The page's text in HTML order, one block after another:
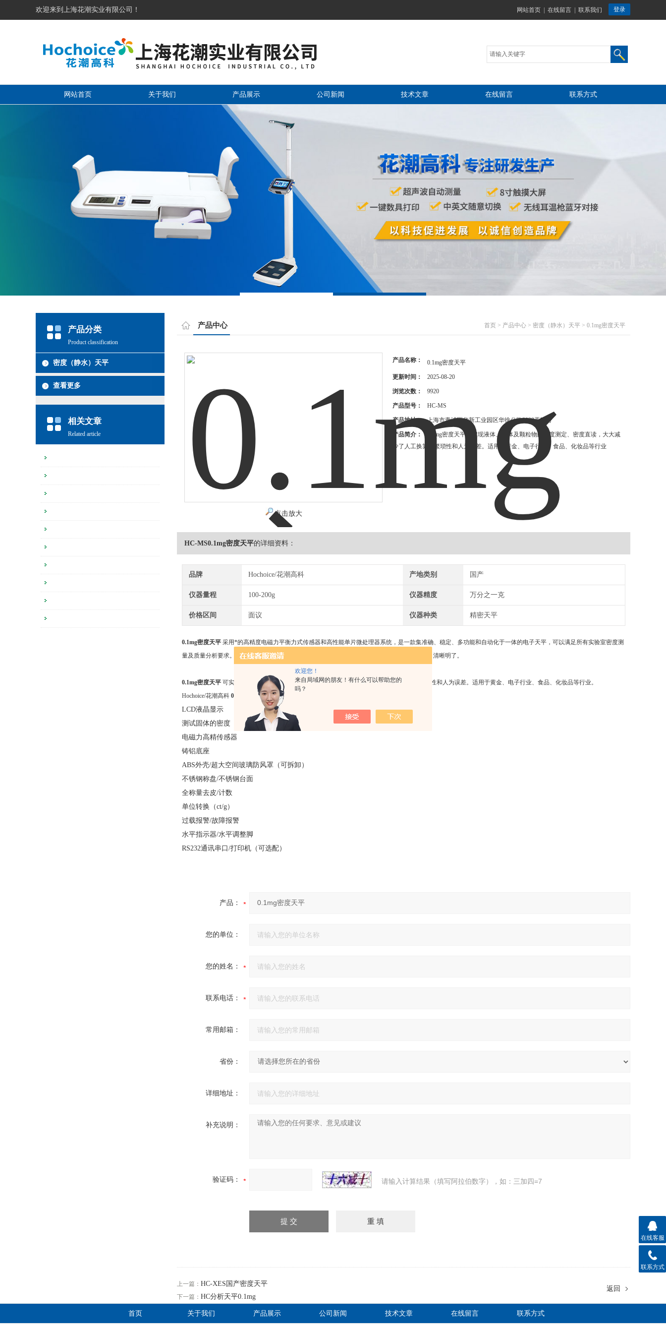
欢迎您！
来自局域网的朋友！有什么可以帮助您的
吗？
欢迎来到上海花潮实业有限公司！ 网站首页 在线留言 联系我们
网站首页 关于我们 产品展示 公司新闻 技术文章 在线留言 联系方式
产品分类
Product classification
密度（静水）天平
查看更多
相关文章
Related article
产品中心 首页 > 产品中心 > 密度（静水）天平 > 0.1mg密度天平
点击放大
产品名称： 0.1mg密度天平
更新时间： 2025-08-20
浏览次数： 9920
产品型号： HC-MS
产品地址： 上海市青浦区华新工业园区华徐公路3029弄58号
产品简介：
0.1mg密度天平可实现液体、固体及颗粒物的密度测定、密度直读，大大减
少了人工换算的繁琐性和人为误差。适用于黄金、电子行业、食品、化妆品等行业
HC-MS0.1mg密度天平的详细资料：
品牌 Hochoice/花潮高科 产地类别 国产
仪器量程 100-200g 仪器精度 万分之一克
价格区间 面议 仪器种类 精密天平
0.1mg密度天平 采用*的高精度电磁力平衡力式传感器和高性能单片微处理器系统，是一款集准确、稳定、多功能和自动化于一体的电子天平，可以满足所有实验室密度测
量及质量分析要求。只需在天平上配上密度测量组件，可以精确测量固体密度,操作简单、直接、清晰明了。
0.1mg密度天平 可实现液体、固体及颗粒物的密度测定、密度直读，大大减少了人工换算的繁琐性和人为误差。适用于黄金、电子行业、食品、化妆品等行业。
Hochoice/花潮高科 0.1mg密度天平HC-MS 产品特点：
LCD液晶显示
测试固体的密度
电磁力高精传感器
铸铝底座
ABS外壳/超大空间玻璃防风罩（可拆卸）
不锈钢称盘/不锈钢台面
全称量去皮/计数
单位转换（ct/g）
过载报警/故障报警
水平指示器/水平调整脚
RS232通讯串口/打印机（可选配）
产品：
您的单位：
您的姓名：
联系电话：
常用邮箱：
省份：
详细地址：
补充说明：
验证码： 请输入计算结果（填写阿拉伯数字），如：三加四=7
上一篇： HC-XES国产密度天平
下一篇： HC分析天平0.1mg
返回
首页 关于我们 产品展示 公司新闻 技术文章 在线留言 联系方式
在线客服
联系方式